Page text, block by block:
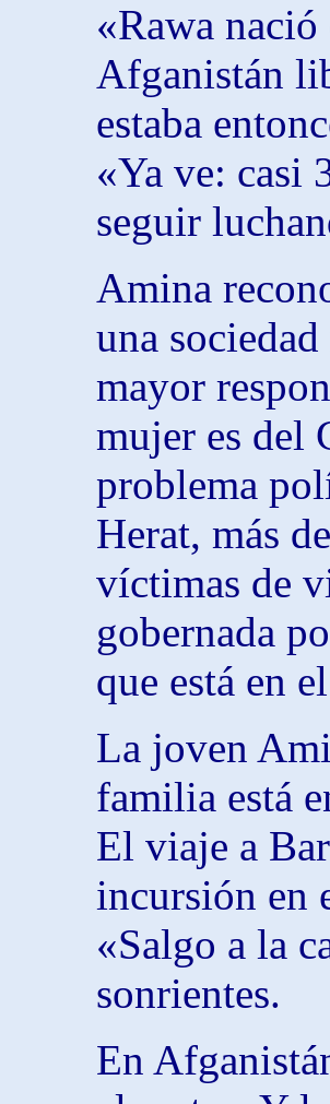
«Rawa
Afganistán
estaba
«Ya ve: casi
seguir
Amina
una
mayor
mujer es del
problema
Herat, más
víctimas de
gobernada
que está en
La joven
familia está
El viaje a
incursión en
«Salgo a la
sonrientes.
En